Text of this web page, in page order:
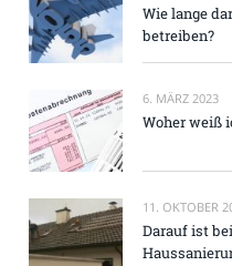
Wie lange
betreiben?
6. MÄRZ 2023
Woher weiß
11. OKTOBER
Darauf ist